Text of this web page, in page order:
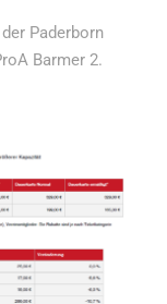
Paderborn
Barmer 2.